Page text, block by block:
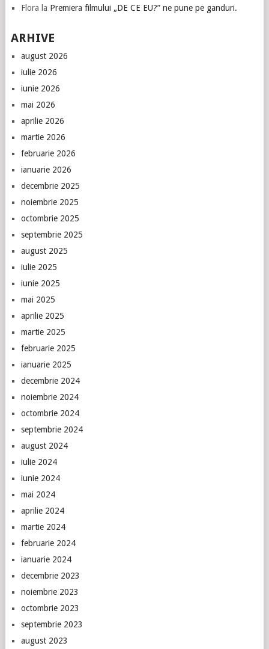
Flora la Premiera filmului „DE CE EU?” ne pune pe ganduri.
ARHIVE
august 2026
iulie 2026
iunie 2026
mai 2026
aprilie 2026
martie 2026
februarie 2026
ianuarie 2026
decembrie 2025
noiembrie 2025
octombrie 2025
septembrie 2025
august 2025
iulie 2025
iunie 2025
mai 2025
aprilie 2025
martie 2025
februarie 2025
ianuarie 2025
decembrie 2024
noiembrie 2024
octombrie 2024
septembrie 2024
august 2024
iulie 2024
iunie 2024
mai 2024
aprilie 2024
martie 2024
februarie 2024
ianuarie 2024
decembrie 2023
noiembrie 2023
octombrie 2023
septembrie 2023
august 2023